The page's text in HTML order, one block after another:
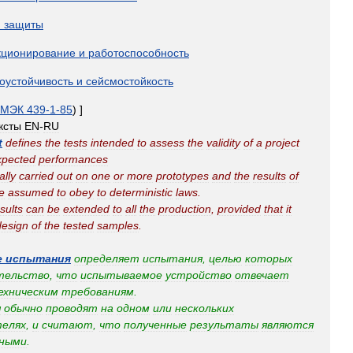
защиты
и работоспособность
и сейсмостойкость
МЭК 439-1-85) ]
EN-RU
defines the tests intended to assess the validity of a project
performances
carried out on one or more prototypes and the results of
assumed to obey to deterministic laws
can be extended to all the production provided that it
of the tested samples
испытания определяет испытания, целью которых
что испытываемое устройство отвечает
требованиям
обычно проводят на одном или нескольких
и считают что полученные результаты являются